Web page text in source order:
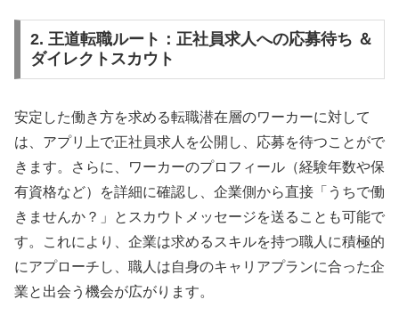
2. 王道転職ルート：正社員求人への応募待ち ＆
ダイレクトスカウト
安定した働き方を求める転職潜在層のワーカーに対して
は、アプリ上で正社員求人を公開し、応募を待つことがで
きます。さらに、ワーカーのプロフィール（経験年数や保
有資格など）を詳細に確認し、企業側から直接「うちで働
きませんか？」とスカウトメッセージを送ることも可能で
す。これにより、企業は求めるスキルを持つ職人に積極的
にアプローチし、職人は自身のキャリアプランに合った企
業と出会う機会が広がります。